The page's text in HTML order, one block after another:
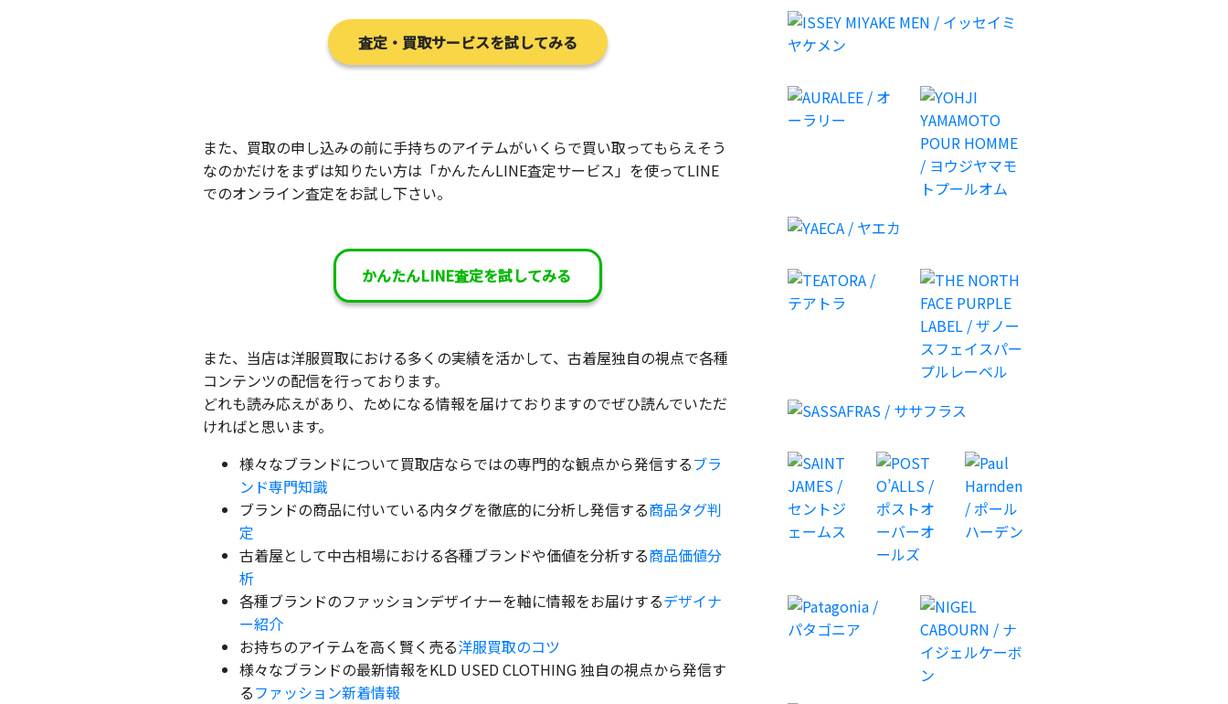
査定・買取サービスを試してみる
また、買取の申し込みの前に手持ちのアイテムがいくらで買い取ってもらえそう
なのかだけをまずは知りたい方は「かんたんLINE査定サービス」を使ってLINE
でのオンライン査定をお試し下さい。
かんたんLINE査定を試してみる
また、当店は洋服買取における多くの実績を活かして、古着屋独自の視点で各種
コンテンツの配信を行っております。
どれも読み応えがあり、ためになる情報を届けておりますのでぜひ読んでいただ
ければと思います。
様々なブランドについて買取店ならではの専門的な観点から発信するブラ
ンド専門知識
ブランドの商品に付いている内タグを徹底的に分析し発信する商品タグ判
定
古着屋として中古相場における各種ブランドや価値を分析する商品価値分
析
各種ブランドのファッションデザイナーを軸に情報をお届けするデザイナ
ー紹介
お持ちのアイテムを高く賢く売る洋服買取のコツ
様々なブランドの最新情報をKLD USED CLOTHING 独自の視点から発信す
るファッション新着情報